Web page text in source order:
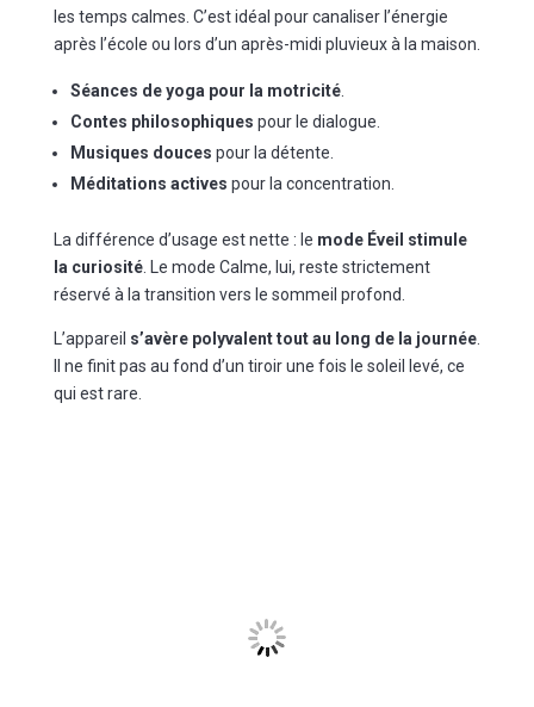
les temps calmes. C’est idéal pour canaliser l’énergie
après l’école ou lors d’un après-midi pluvieux à la maison.
Séances de yoga pour la motricité.
Contes philosophiques pour le dialogue.
Musiques douces pour la détente.
Méditations actives pour la concentration.
La différence d’usage est nette : le mode Éveil stimule
la curiosité. Le mode Calme, lui, reste strictement
réservé à la transition vers le sommeil profond.
L’appareil s’avère polyvalent tout au long de la journée.
Il ne finit pas au fond d’un tiroir une fois le soleil levé, ce
qui est rare.